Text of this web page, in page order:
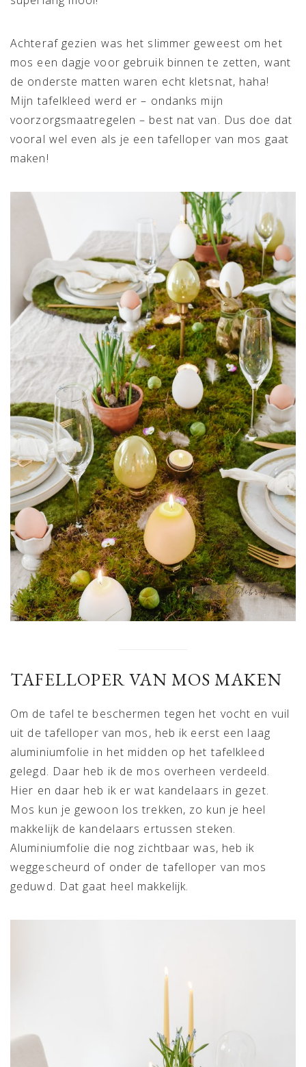
Achteraf gezien was het slimmer geweest om het
mos een dagje voor gebruik binnen te zetten, want
de onderste matten waren echt kletsnat, haha!
Mijn tafelkleed werd er – ondanks mijn
voorzorgsmaatregelen – best nat van. Dus doe dat
vooral wel even als je een tafelloper van mos gaat
maken!
TAFELLOPER VAN MOS MAKEN
Om de tafel te beschermen tegen het vocht en vuil
uit de tafelloper van mos, heb ik eerst een laag
aluminiumfolie in het midden op het tafelkleed
gelegd. Daar heb ik de mos overheen verdeeld.
Hier en daar heb ik er wat kandelaars in gezet.
Mos kun je gewoon los trekken, zo kun je heel
makkelijk de kandelaars ertussen steken.
Aluminiumfolie die nog zichtbaar was, heb ik
weggescheurd of onder de tafelloper van mos
geduwd. Dat gaat heel makkelijk.